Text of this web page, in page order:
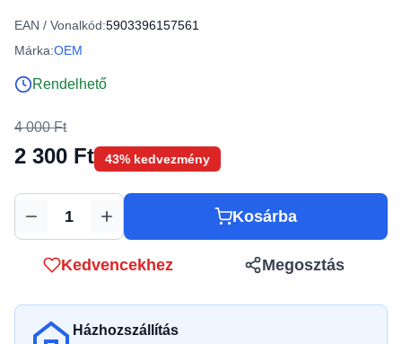
EAN / Vonalkód:5903396157561
Márka:OEM
Rendelhető
4 000 Ft
2 300 Ft 43% kedvezmény
Mennyiség Kosárba
Kedvencekhez Megosztás
Házhozszállítás